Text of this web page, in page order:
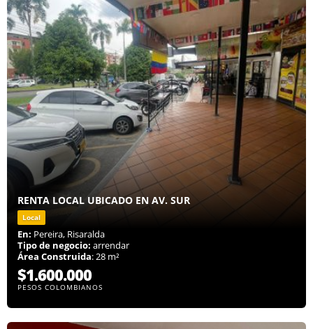
RENTA LOCAL UBICADO EN AV. SUR
Local
En: Pereira, Risaralda
Tipo de negocio: arrendar
Área Construida: 28 m²
$1.600.000
PESOS COLOMBIANOS